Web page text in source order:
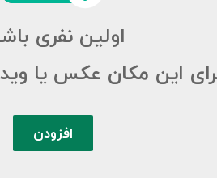
اولین نفری
این مکان عکس یا
افزودن